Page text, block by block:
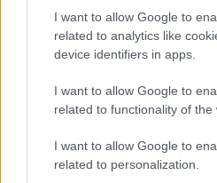
I want to allow Google to
related to analytics like
device identifiers in apps.
I want to allow Google to
related to functionality of the
I want to allow Google to
related to personalization.